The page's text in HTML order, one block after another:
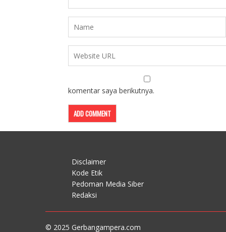
komentar saya berikutnya.
Disclaimer
Kode Etik
Pedoman Media Siber
Redaksi
© 2025 Gerbangampera.com